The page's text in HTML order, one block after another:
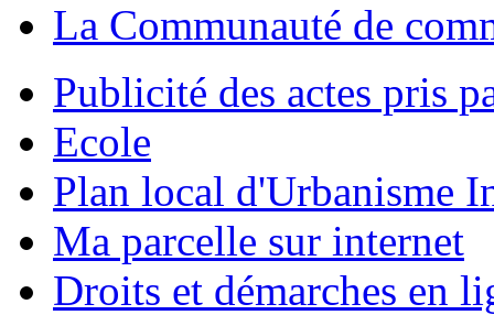
La Communauté de
Publicité des actes pris
Ecole
Plan local d'Urbanisme
Ma parcelle sur internet
Droits et démarches en